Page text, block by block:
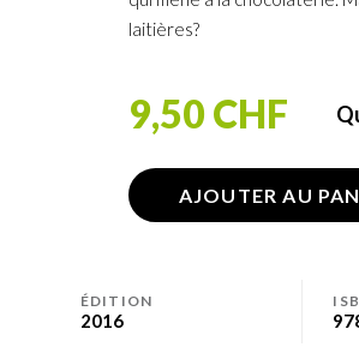
laitières?
9,50 CHF
AJOUTER AU
ÉDITION
2016